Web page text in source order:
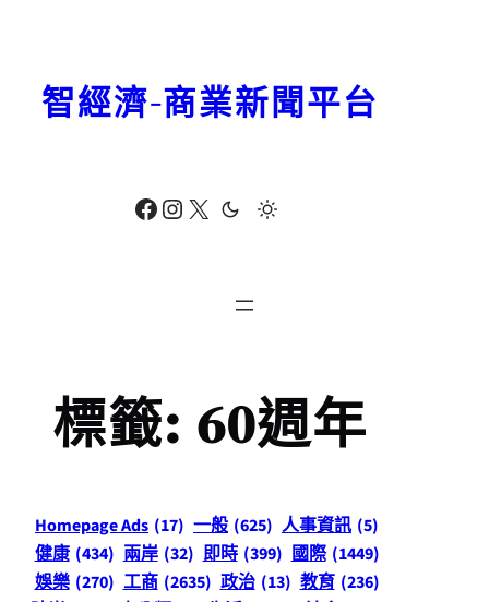
Facebook Instagram X
智經濟-商業新聞平台
標籤: 60週年
Homepage Ads (17) 一般 (625) 人事資訊 (5)
健康 (434) 兩岸 (32) 即時 (399) 國際 (1449)
娛樂 (270) 工商 (2635) 政治 (13) 教育 (236)